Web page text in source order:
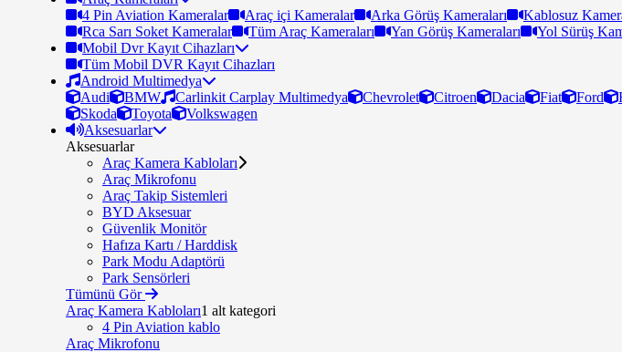
4 Pin Aviation Kameralar
Araç içi Kameralar Arka Görüş Kameraları Kablosuz
Rca Sarı Soket Kameralar
Tüm Araç Kameraları Yan Görüş Kameraları
Yol Sürüş
Mobil Dvr Kayıt Cihazları
Tüm Mobil DVR Kayıt Cihazları
Android Multimedya
Audi
BMW Carlinkit Carplay Multimedya Chevrolet Citroen Dacia Fiat Ford
Skoda
Toyota
Volkswagen
Aksesuarlar
Aksesuarlar
Araç Kamera Kabloları
Araç Mikrofonu
Araç Takip Sistemleri
BYD Aksesuar
Güvenlik Monitör
Hafıza Kartı / Harddisk
Park Modu Adaptörü
Park Sensörleri
Tümünü Gör
Araç Kamera Kabloları1 alt kategori
4 Pin Aviation kablo
Araç Mikrofonu